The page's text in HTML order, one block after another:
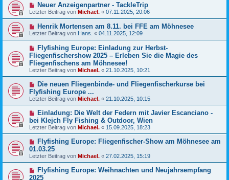
Neuer Anzeigenpartner - TackleTrip
Letzter Beitrag von Michael. « 07.11.2025, 20:06
Henrik Mortensen am 8.11. bei FFE am Möhnesee
Letzter Beitrag von Hans. « 04.11.2025, 12:09
Flyfishing Europe: Einladung zur Herbst-
Fliegenfischershow 2025 – Erleben Sie die Magie des
Fliegenfischens am Möhnesee!
Letzter Beitrag von Michael. « 21.10.2025, 10:21
Die neuen Fliegenbinde- und Fliegenfischerkurse bei
Flyfishing Europe ...
Letzter Beitrag von Michael. « 21.10.2025, 10:15
Einladung: Die Welt der Federn mit Javier Escanciano -
bei Klejch Fly Fishing & Outdoor, Wien
Letzter Beitrag von Michael. « 15.09.2025, 18:23
Flyfishing Europe: Fliegenfischer-Show am Möhnesee am
01.03.25
Letzter Beitrag von Michael. « 27.02.2025, 15:19
Flyfishing Europe: Weihnachten und Neujahrsempfang
2025